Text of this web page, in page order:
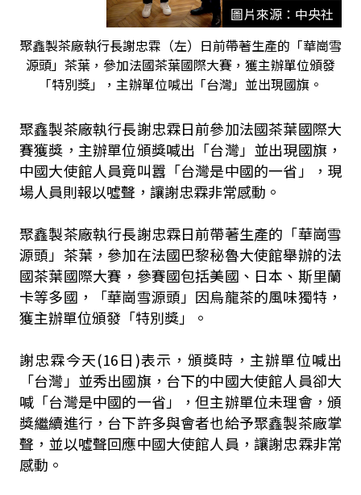
圖片來源：中央社
聚鑫製茶廠執行長謝忠霖（左）日前帶著生產的「華崗雪
源頭」茶葉，參加法國茶葉國際大賽，獲主辦單位頒發
「特別獎」，主辦單位喊出「台灣」並出現國旗。
聚鑫製茶廠執行長謝忠霖日前參加法國茶葉國際大
賽獲獎，主辦單位頒獎喊出「台灣」並出現國旗，
中國大使館人員竟叫囂「台灣是中國的一省」，現
場人員則報以噓聲，讓謝忠霖非常感動。
聚鑫製茶廠執行長謝忠霖日前帶著生產的「華崗雪
源頭」茶葉，參加在法國巴黎秘魯大使館舉辦的法
國茶葉國際大賽，參賽國包括美國、日本、斯里蘭
卡等多國，「華崗雪源頭」因烏龍茶的風味獨特，
獲主辦單位頒發「特別獎」。
謝忠霖今天(16日)表示，頒獎時，主辦單位喊出
「台灣」並秀出國旗，台下的中國大使館人員卻大
喊「台灣是中國的一省」，但主辦單位未理會，頒
獎繼續進行，台下許多與會者也給予聚鑫製茶廠掌
聲，並以噓聲回應中國大使館人員，讓謝忠霖非常
感動。